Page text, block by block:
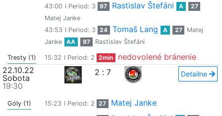
43:00 I Period: 3 97 Rastislav Štefáni A
27
Matej Janke
43:53 I Period: 3 24 Tomaš Lang A 27
Matej
Janke
AA 97 Rastislav Štefáni
Tresty (1) 15:32 I Period: 2 2min
nedovolené bránenie
22.10.22
Sobota
19:30
2 : 7 Detailne
Góly (1) 15:23 I Period: 2 27 Matej Janke